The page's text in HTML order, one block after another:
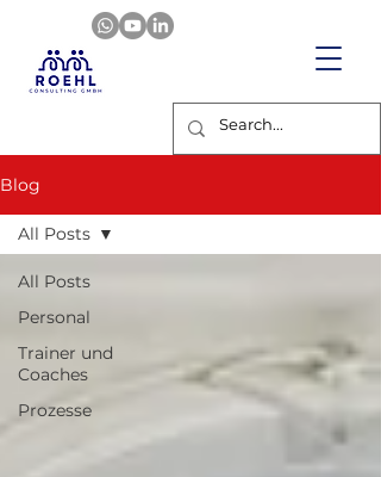
Blog
All Posts
Personal
Trainer und
Coaches
Prozesse
All Posts